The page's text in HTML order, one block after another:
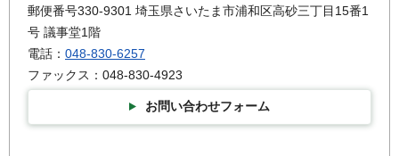
郵便番号330-9301 埼玉県さいたま市浦和区高砂三丁目15番1
号 議事堂1階
電話： 048-830-6257
ファックス：048-830-4923
お問い合わせフォーム